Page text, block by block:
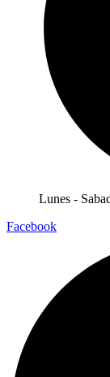
Lunes -
Facebook